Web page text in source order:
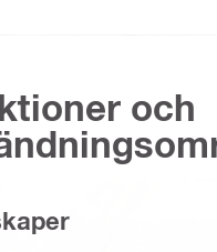
och